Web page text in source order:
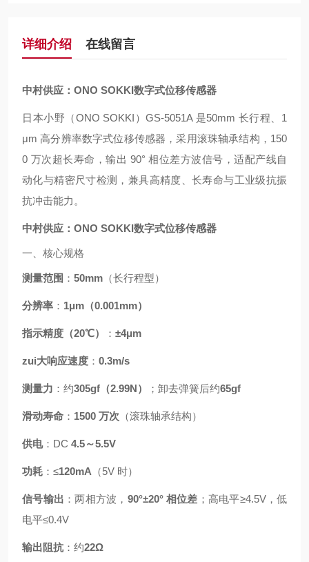
详细介绍 在线留言
中村供应：ONO SOKKI数字式位移传感器
日本小野（ONO SOKKI）GS-5051A 是50mm 长行程、1
μm 高分辨率数字式位移传感器，采用滚珠轴承结构，150
0 万次超长寿命，输出 90° 相位差方波信号，适配产线自
动化与精密尺寸检测，兼具高精度、长寿命与工业级抗振
抗冲击能力。
中村供应：ONO SOKKI数字式位移传感器
一、核心规格
测量范围 ： 50mm （长行程型）
分辨率 ： 1μm（0.001mm）
指示精度（20℃） ： ±4μm
zui大响应速度 ： 0.3m/s
测量力 ：约305gf（2.99N） ；卸去弹簧后约65gf
滑动寿命 ： 1500 万次 （滚珠轴承结构）
供电：DC 4.5～5.5V
功耗 ：≤120mA （5V 时）
信号输出 ：两相方波， 90°±20° 相位差 ；高电平≥4.5V，低
电平≤0.4V
输出阻抗：约22Ω